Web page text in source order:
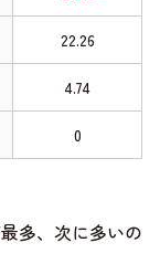
22.26
4.74
0
多、次に多いの